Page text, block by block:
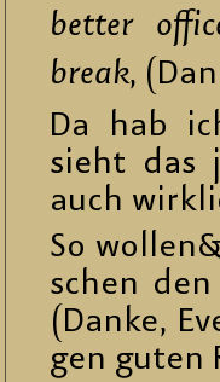
bet­ter
break‚
Da hab
sieht das
auch
So
schen
(Danke,
gen guten